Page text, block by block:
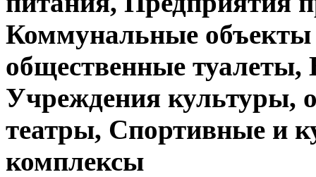
Коммунальные объекты
общественные туалеты,
Учреждения культуры,
театры, Спортивные и
комплексы